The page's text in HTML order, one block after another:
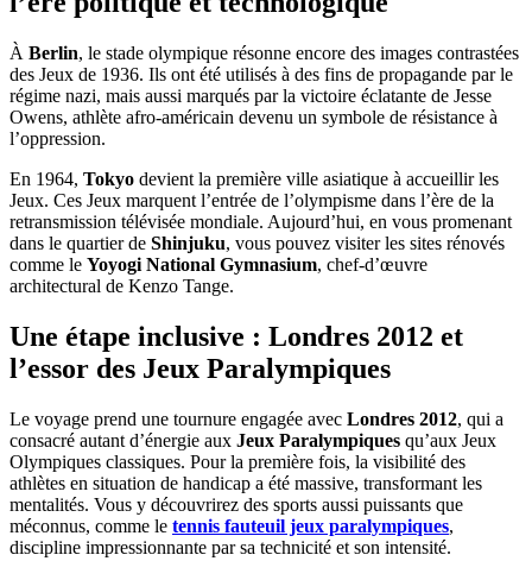
À Berlin, le stade olympique résonne encore des images contrastées
des Jeux de 1936. Ils ont été utilisés à des fins de propagande par le
régime nazi, mais aussi marqués par la victoire éclatante de Jesse
Owens, athlète afro-américain devenu un symbole de résistance à
l’oppression.
En 1964, Tokyo devient la première ville asiatique à accueillir les
Jeux. Ces Jeux marquent l’entrée de l’olympisme dans l’ère de la
retransmission télévisée mondiale. Aujourd’hui, en vous promenant
dans le quartier de Shinjuku, vous pouvez visiter les sites rénovés
comme le Yoyogi National Gymnasium, chef-d’œuvre
architectural de Kenzo Tange.
Une étape inclusive : Londres 2012 et
l’essor des Jeux Paralympiques
Le voyage prend une tournure engagée avec Londres 2012, qui a
consacré autant d’énergie aux Jeux Paralympiques qu’aux Jeux
Olympiques classiques. Pour la première fois, la visibilité des
athlètes en situation de handicap a été massive, transformant les
mentalités. Vous y découvrirez des sports aussi puissants que
méconnus, comme le tennis fauteuil jeux paralympiques,
discipline impressionnante par sa technicité et son intensité.